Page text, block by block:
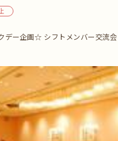
デー企画☆ シフトメンバー交流